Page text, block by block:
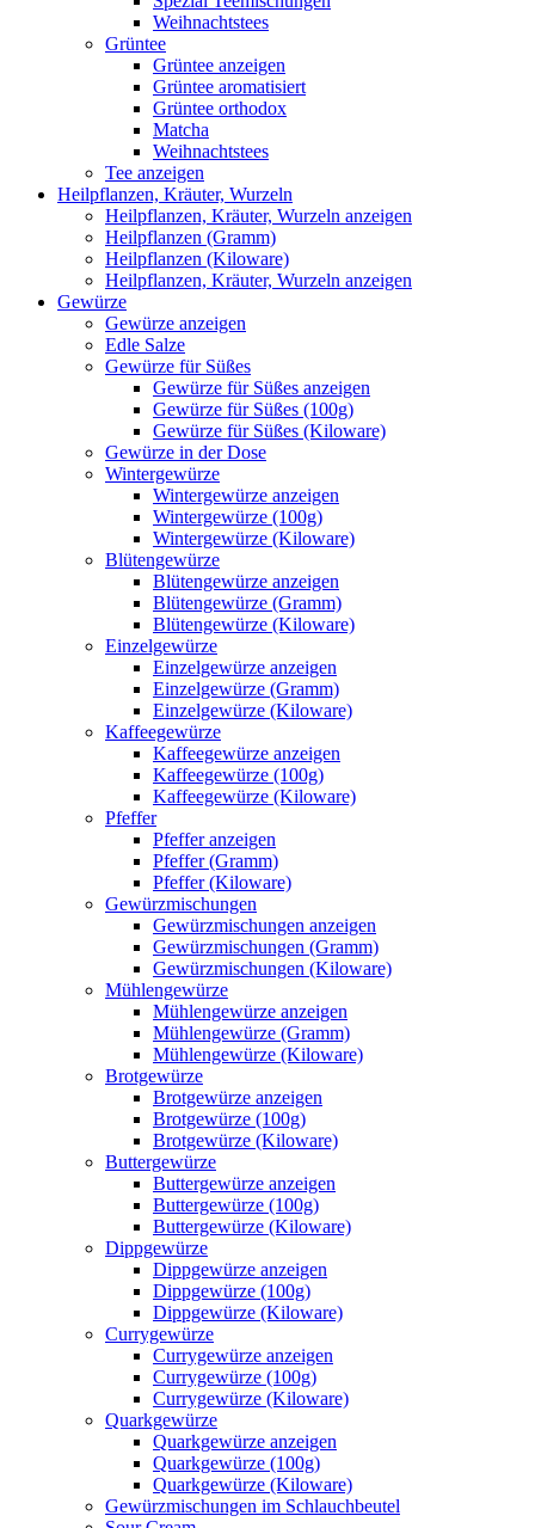
Weihnachtstees
Grüntee
Grüntee anzeigen
Grüntee aromatisiert
Grüntee orthodox
Matcha
Weihnachtstees
Tee anzeigen
Heilpflanzen, Kräuter, Wurzeln
Heilpflanzen, Kräuter, Wurzeln anzeigen
Heilpflanzen (Gramm)
Heilpflanzen (Kiloware)
Heilpflanzen, Kräuter, Wurzeln anzeigen
Gewürze
Gewürze anzeigen
Edle Salze
Gewürze für Süßes
Gewürze für Süßes anzeigen
Gewürze für Süßes (100g)
Gewürze für Süßes (Kiloware)
Gewürze in der Dose
Wintergewürze
Wintergewürze anzeigen
Wintergewürze (100g)
Wintergewürze (Kiloware)
Blütengewürze
Blütengewürze anzeigen
Blütengewürze (Gramm)
Blütengewürze (Kiloware)
Einzelgewürze
Einzelgewürze anzeigen
Einzelgewürze (Gramm)
Einzelgewürze (Kiloware)
Kaffeegewürze
Kaffeegewürze anzeigen
Kaffeegewürze (100g)
Kaffeegewürze (Kiloware)
Pfeffer
Pfeffer anzeigen
Pfeffer (Gramm)
Pfeffer (Kiloware)
Gewürzmischungen
Gewürzmischungen anzeigen
Gewürzmischungen (Gramm)
Gewürzmischungen (Kiloware)
Mühlengewürze
Mühlengewürze anzeigen
Mühlengewürze (Gramm)
Mühlengewürze (Kiloware)
Brotgewürze
Brotgewürze anzeigen
Brotgewürze (100g)
Brotgewürze (Kiloware)
Buttergewürze
Buttergewürze anzeigen
Buttergewürze (100g)
Buttergewürze (Kiloware)
Dippgewürze
Dippgewürze anzeigen
Dippgewürze (100g)
Dippgewürze (Kiloware)
Currygewürze
Currygewürze anzeigen
Currygewürze (100g)
Currygewürze (Kiloware)
Quarkgewürze
Quarkgewürze anzeigen
Quarkgewürze (100g)
Quarkgewürze (Kiloware)
Gewürzmischungen im Schlauchbeutel